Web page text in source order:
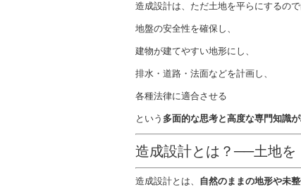
造成設計は、ただ土地を平らにするので
地盤の安全性を確保し、
建物が建てやすい地形にし、
排水・道路・法面などを計画し、
各種法律に適合させる
という 多面的な思考と高度な専門知識
造成設計とは？──土地を
造成設計とは、 自然のままの地形や未